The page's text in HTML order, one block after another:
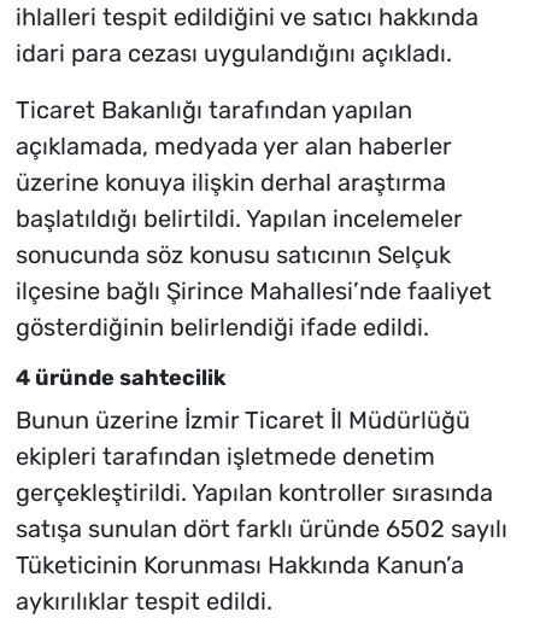
ihlalleri tespit edildiğini ve satıcı hakkında
idari para cezası uygulandığını açıkladı.
Ticaret Bakanlığı tarafından yapılan
açıklamada, medyada yer alan haberler
üzerine konuya ilişkin derhal araştırma
başlatıldığı belirtildi. Yapılan incelemeler
sonucunda söz konusu satıcının Selçuk
ilçesine bağlı Şirince Mahallesi’nde faaliyet
gösterdiğinin belirlendiği ifade edildi.
4 üründe sahtecilik
Bunun üzerine İzmir Ticaret İl Müdürlüğü
ekipleri tarafından işletmede denetim
gerçekleştirildi. Yapılan kontroller sırasında
satışa sunulan dört farklı üründe 6502 sayılı
Tüketicinin Korunması Hakkında Kanun’a
aykırılıklar tespit edildi.